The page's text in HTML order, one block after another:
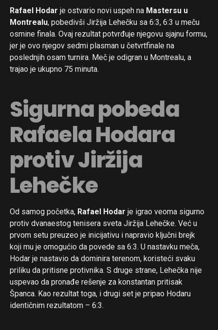
Rafael Hodar je ostvario novi uspeh na Mastersu u
Montrealu, pobedivši Jiržija Lehečku sa 6:3, 6:3 u meču
osmine finala. Ovaj rezultat potvrđuje njegovu sjajnu formu,
jer je ovo njegov sedmi plasman u četvrtfinale na
poslednjih osam turnira. Meč je odigran u Montrealu, a
trajao je ukupno 75 minuta.
Sigurna pobeda
Rafaela Hodara
protiv Jiržija
Lehečke
Od samog početka, Rafael Hodar je igrao veoma sigurno
protiv dvanaestog tenisera sveta Jiržija Lehečke. Već u
prvom setu preuzeo je inicijativu i napravio ključni brejk
koji mu je omogućio da povede sa 6:3. U nastavku meča,
Hodar je nastavio da dominira terenom, koristeći svaku
priliku da pritisne protivnika. S druge strane, Lehečka nije
uspevao da pronađe rešenje za konstantan pritisak
Španca. Kao rezultat toga, i drugi set je pripao Hodaru
identičnim rezultatom – 6:3.